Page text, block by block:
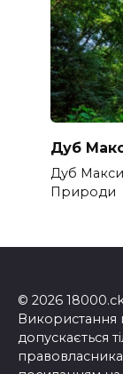
Дуб
Дуб
Природи
© 2026
Використання
допускається